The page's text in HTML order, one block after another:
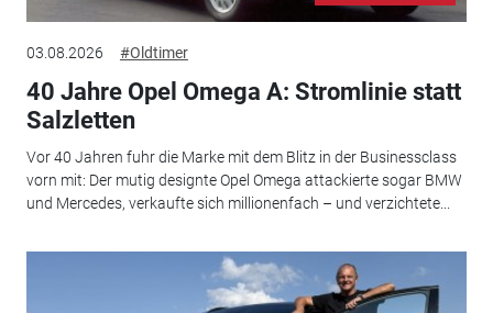
03.08.2026 #Oldtimer
40 Jahre Opel Omega A: Stromlinie statt
Salzletten
Vor 40 Jahren fuhr die Marke mit dem Blitz in der Businessclass
vorn mit: Der mutig designte Opel Omega attackierte sogar BMW
und Mercedes, verkaufte sich millionenfach – und verzichtete...